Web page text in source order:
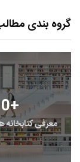
گروه بندی
0+
معرفی